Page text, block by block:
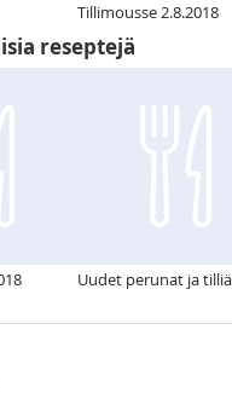
Tillimousse 2.8.2018
reseptejä
Uudet perunat ja tilliä